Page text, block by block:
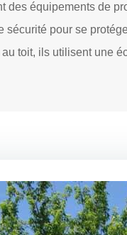
des équipements de
sécurité pour se
toit, ils utilisent une